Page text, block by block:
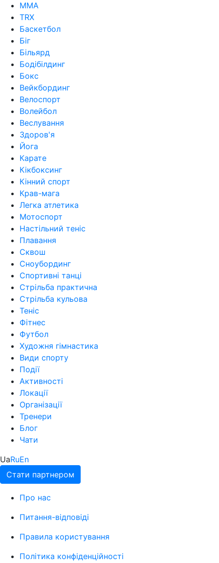
MMA
TRX
Баскетбол
Біг
Більярд
Бодібілдинг
Бокс
Вейкбординг
Велоспорт
Волейбол
Веслування
Здоров'я
Йога
Карате
Кікбоксинг
Кінний спорт
Крав-мага
Легка атлетика
Мотоспорт
Настільний теніс
Плавання
Сквош
Сноубординг
Спортивні танці
Стрільба практична
Стрільба кульова
Теніс
Фітнес
Футбол
Художня гімнастика
Види спорту
Події
Активності
Локації
Організації
Тренери
Блог
Чати
UaRuEn
Стати партнером
Про нас
Питання-відповіді
Правила користування
Політика конфіденційності